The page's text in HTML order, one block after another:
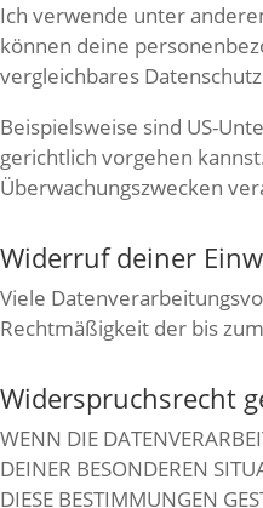
Ich verwende unter
können deine
vergleichbares
Beispielsweise sind US-
gerichtlich vorgehen
Überwachungszwecken
Widerruf deiner
Viele
Rechtmäßigkeit der bis
Widerspruchsrecht
WENN DIE
DEINER BESONDEREN
DIESE BESTIMMUNGEN